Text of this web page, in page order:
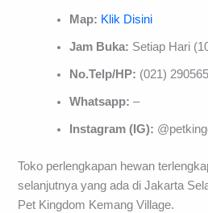
Map: Klik Disini
Jam Buka: Setiap Hari
No.Telp/HP: (021)
Whatsapp:–
Instagram (IG):
Toko perlengkapan hewan
selanjutnya yang ada di Jakarta
Pet Kingdom Kemang Village.